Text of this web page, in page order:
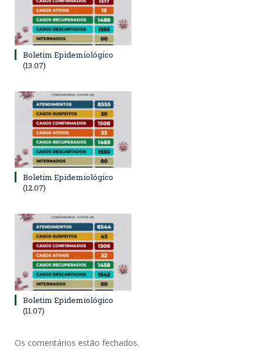
Boletim Epidemiológico
(13.07)
Boletim Epidemiológico
(12.07)
Boletim Epidemiológico
(11.07)
Os comentários estão fechados.